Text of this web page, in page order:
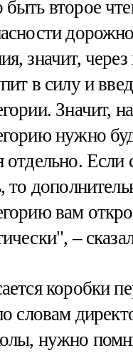
второе
значит, через
в силу и
Значит,
нужно
отдельно. Если
то
вам
–
коробки
словам
нужно